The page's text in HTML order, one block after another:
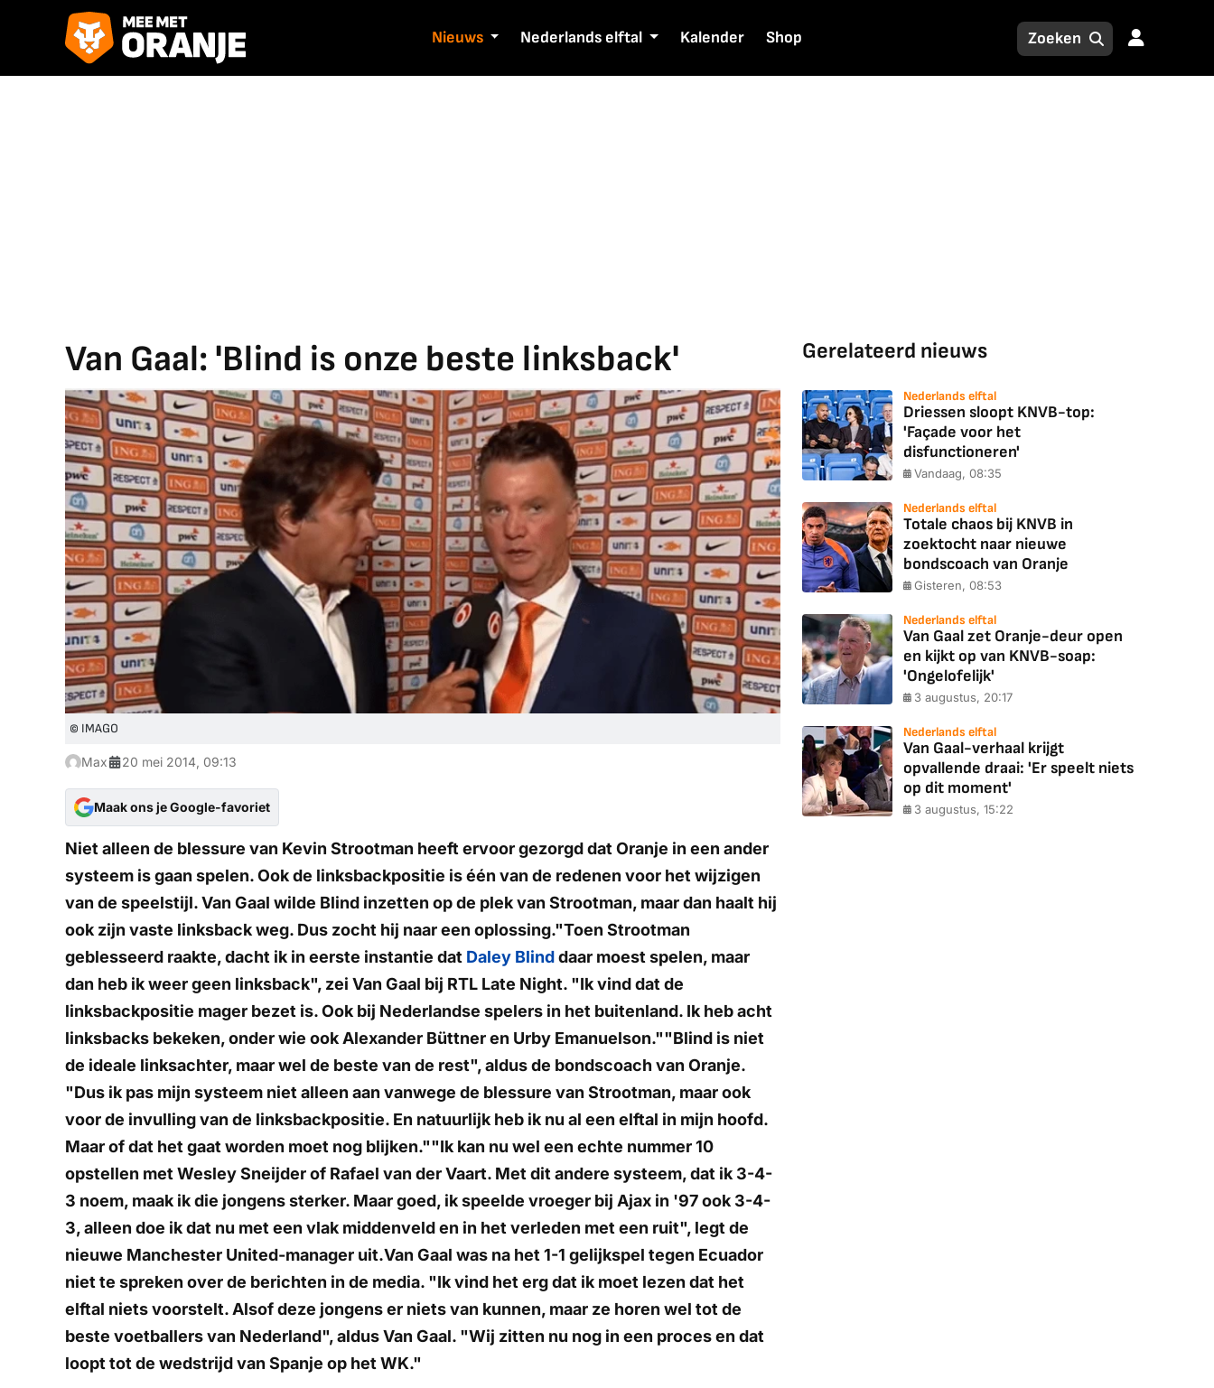
Nieuws Nederlands elftal Kalender Shop
Van Gaal: 'Blind is onze beste linksback'
© IMAGO
Max 20 mei 2014, 09:13
Maak ons je Google-favoriet
Niet alleen de blessure van Kevin Strootman heeft ervoor gezorgd dat Oranje in een ander
systeem is gaan spelen. Ook de linksbackpositie is één van de redenen voor het wijzigen
van de speelstijl. Van Gaal wilde Blind inzetten op de plek van Strootman, maar dan haalt hij
ook zijn vaste linksback weg. Dus zocht hij naar een oplossing."Toen Strootman
geblesseerd raakte, dacht ik in eerste instantie dat Daley Blinddaar moest spelen, maar
dan heb ik weer geen linksback", zei Van Gaal bij RTL Late Night. "Ik vind dat de
linksbackpositie mager bezet is. Ook bij Nederlandse spelers in het buitenland. Ik heb acht
linksbacks bekeken, onder wie ook Alexander Büttner en Urby Emanuelson.""Blind is niet
de ideale linksachter, maar wel de beste van de rest", aldus de bondscoach van Oranje.
"Dus ik pas mijn systeem niet alleen aan vanwege de blessure van Strootman, maar ook
voor de invulling van de linksbackpositie. En natuurlijk heb ik nu al een elftal in mijn hoofd.
Maar of dat het gaat worden moet nog blijken.""Ik kan nu wel een echte nummer 10
opstellen met Wesley Sneijder of Rafael van der Vaart. Met dit andere systeem, dat ik 3-4-
3 noem, maak ik die jongens sterker. Maar goed, ik speelde vroeger bij Ajax in '97 ook 3-4-
3, alleen doe ik dat nu met een vlak middenveld en in het verleden met een ruit", legt de
nieuwe Manchester United-manager uit.Van Gaal was na het 1-1 gelijkspel tegen Ecuador
niet te spreken over de berichten in de media. "Ik vind het erg dat ik moet lezen dat het
elftal niets voorstelt. Alsof deze jongens er niets van kunnen, maar ze horen wel tot de
beste voetballers van Nederland", aldus Van Gaal. "Wij zitten nu nog in een proces en dat
loopt tot de wedstrijd van Spanje op het WK."
Gerelateerd nieuws
Nederlands elftal
Driessen sloopt KNVB-top:
'Façade voor het
disfunctioneren'
Vandaag, 08:35
Nederlands elftal
Totale chaos bij KNVB in
zoektocht naar nieuwe
bondscoach van Oranje
Gisteren, 08:53
Nederlands elftal
Van Gaal zet Oranje-deur open
en kijkt op van KNVB-soap:
'Ongelofelijk'
3 augustus, 20:17
Nederlands elftal
Van Gaal-verhaal krijgt
opvallende draai: 'Er speelt niets
op dit moment'
3 augustus, 15:22